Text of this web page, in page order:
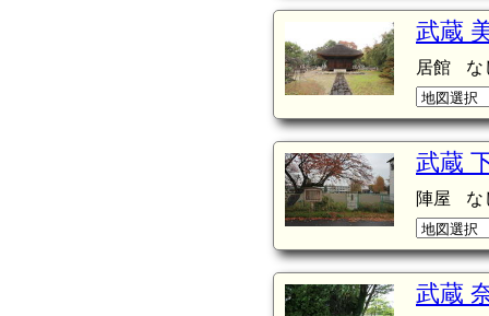
武蔵
居館 な
武蔵
陣屋 な
武蔵